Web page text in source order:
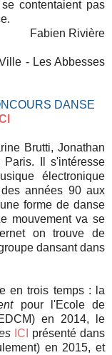
contentaient pas
Fabien Rivière
- Les Abbesses
DANSE
Brutti, Jonathan
Il s'intéresse
électronique
années 90 aux
forme de danse
mouvement va se
on trouve de
dansant dans
en trois temps : la
pour l'Ecole de
en 2014, le
ICI
présenté dans
en 2015, et